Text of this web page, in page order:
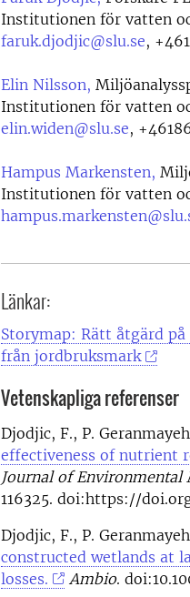
Institutionen för vatten
faruk.djodjic@slu.se,
Elin Nilsson,
Institutionen för vatten
elin.widen@slu.se,
Hampus Markensten,
Institutionen för vatten
Länkar:
Storymap: Rätt åtgärd
från jordbruksmark
Vetenskapliga referenser
Djodjic, F., P.
effectiveness of nutrient
Journal of Environmental
116325. doi:https://
Djodjic, F., P.
constructed wetlands at
losses.
Ambio.